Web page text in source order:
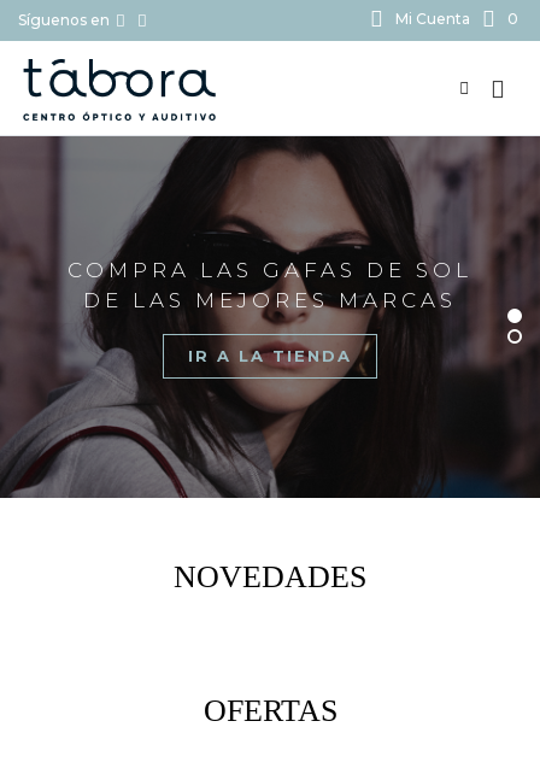
Síguenos en Mi Cuenta 0
COMPRA LAS GAFAS DE SOL
DE LAS MEJORES MARCAS
IR A LA TIENDA
NOVEDADES
OFERTAS